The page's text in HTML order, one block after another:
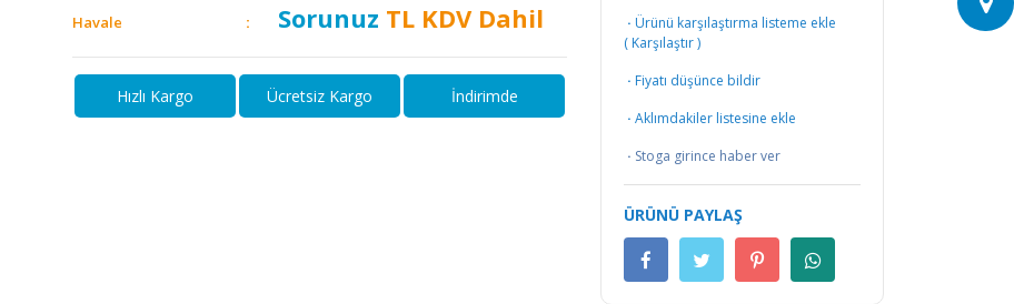
Havale Sorunuz TL KDV Dahil
Hızlı Kargo Ücretsiz Kargo İndirimde
· Ürünü karşılaştırma listeme ekle
( Karşılaştır)
· Fiyatı düşünce bildir
· Aklımdakiler listesine ekle
· Stoga girince haber ver
ÜRÜNÜ PAYLAŞ